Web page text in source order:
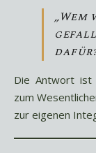
Die Antwort ist
zum
zur eigenen